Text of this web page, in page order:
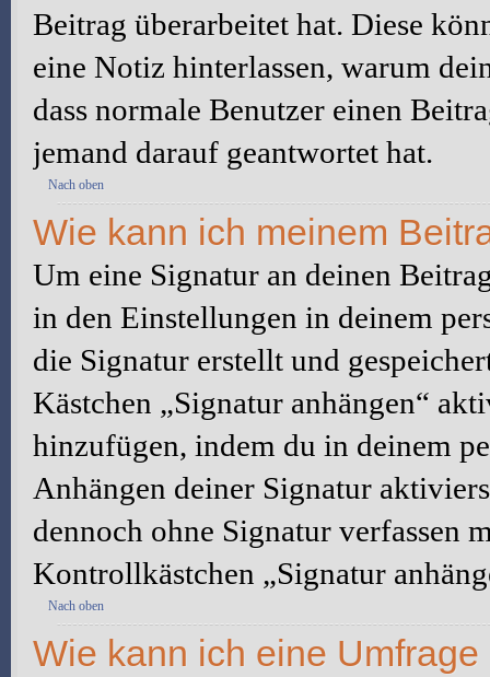
Beitrag überarbeitet hat. Diese
eine Notiz hinterlassen, warum
dass normale Benutzer einen
jemand darauf geantwortet hat.
Nach oben
Wie kann ich meinem
Um eine Signatur an deinen
in den Einstellungen in deinem
die Signatur erstellt und
Kästchen „Signatur anhängen“
hinzufügen, indem du in deinem
Anhängen deiner Signatur
dennoch ohne Signatur verfassen
Kontrollkästchen „Signatur
Nach oben
Wie kann ich eine